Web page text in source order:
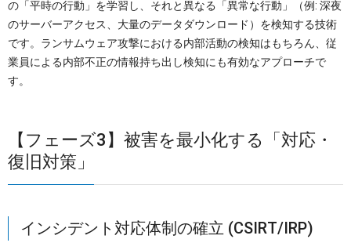
の「平時の行動」を学習し、それと異なる「異常な行動」（例: 深夜
のサーバーアクセス、大量のデータダウンロード）を検知する技術
です。ランサムウェア攻撃における内部活動の検知はもちろん、従
業員による内部不正の情報持ち出し検知にも有効なアプローチで
す。
【フェーズ3】被害を最小化する「対応・
復旧対策」
インシデント対応体制の確立 (CSIRT/IRP)